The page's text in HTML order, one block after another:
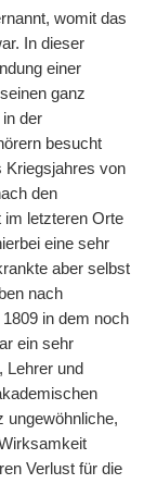
womit das
In dieser
einer
ganz
der
besucht
Kriegsjahres von
den
im letzteren Orte
eine sehr
aber selbst
nach
in dem noch
ein sehr
Lehrer und
ungewöhnliche,
Verlust für die